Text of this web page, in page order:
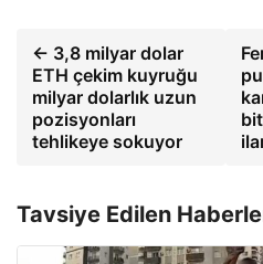
← 3,8 milyar dolar
ETH çekim kuyruğu
milyar dolarlık uzun
pozisyonları
tehlikeye sokuyor
Tavsiye Edilen